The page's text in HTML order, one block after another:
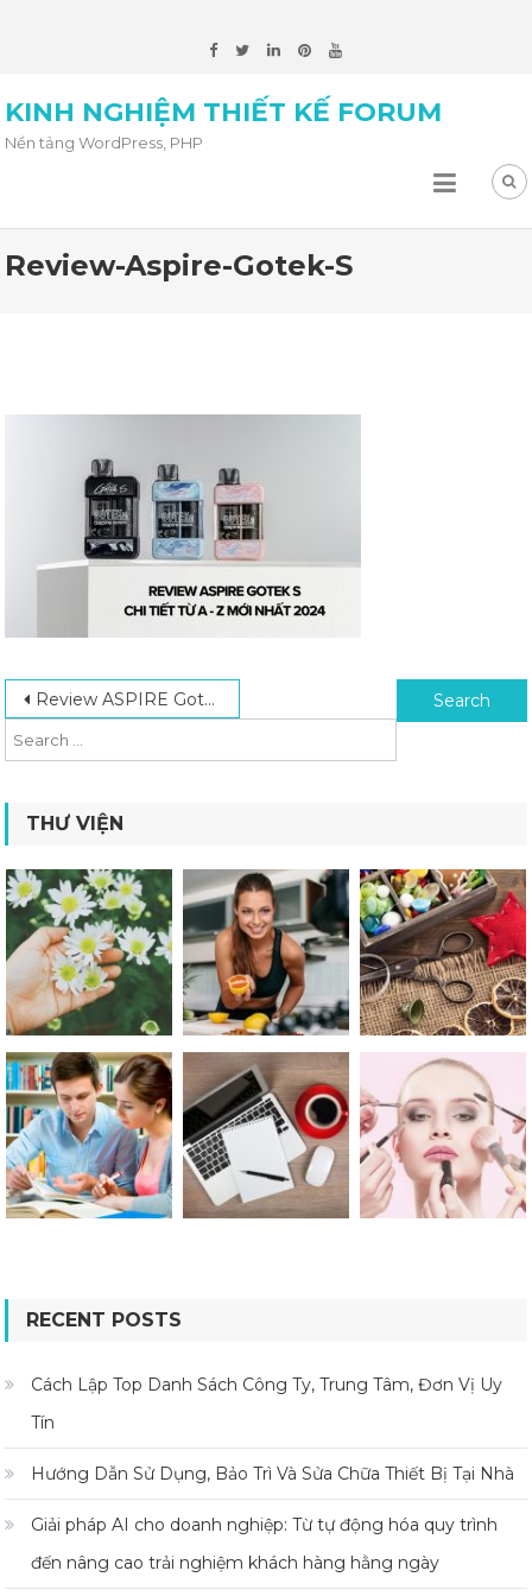
KINH NGHIỆM THIẾT KẾ FORUM
Nền tảng WordPress, PHP
Review-Aspire-Gotek-S
Post navigation
Review ASPIRE Gotek S Chi Tiết Từ A – Z Mới Nhất 2024 Search for:
THƯ VIỆN
RECENT POSTS
Cách Lập Top Danh Sách Công Ty, Trung Tâm, Đơn Vị Uy
Tín
Hướng Dẫn Sử Dụng, Bảo Trì Và Sửa Chữa Thiết Bị Tại Nhà
Giải pháp AI cho doanh nghiệp: Từ tự động hóa quy trình
đến nâng cao trải nghiệm khách hàng hằng ngày